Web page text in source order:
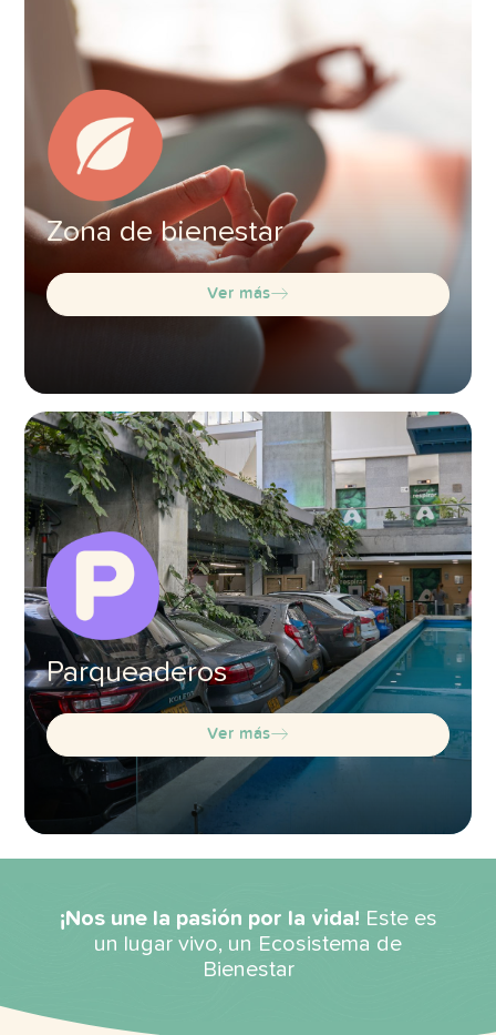
Zona de bienestar
Ver más
Parqueaderos
Ver más
¡Nos une la pasión por la vida! Este es
un lugar vivo, un Ecosistema de
Bienestar